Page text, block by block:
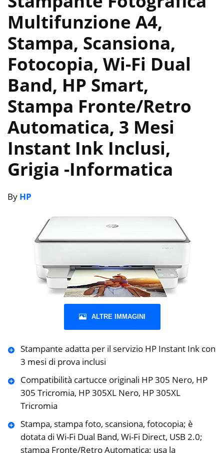
Multifunzione A4,
Stampa, Scansiona,
Fotocopia, Wi-Fi Dual
Band, HP Smart,
Stampa Fronte/Retro
Automatica, 3 Mesi
Instant Ink Inclusi,
Grigia -Informatica
By HP
ALTRE IMMAGINI
Stampante adatta per il servizio HP Instant Ink con
3 mesi di prova inclusi
Compatibilità cartucce originali HP 305 Nero, HP
305 Tricromia, HP 305XL Nero, HP 305XL
Tricromia
Stampa, stampa foto, scansiona, fotocopia; è
dotata di Wi-Fi Dual Band, Wi-Fi Direct, USB 2.0;
stampa Fronte/Retro Automatica; usa la